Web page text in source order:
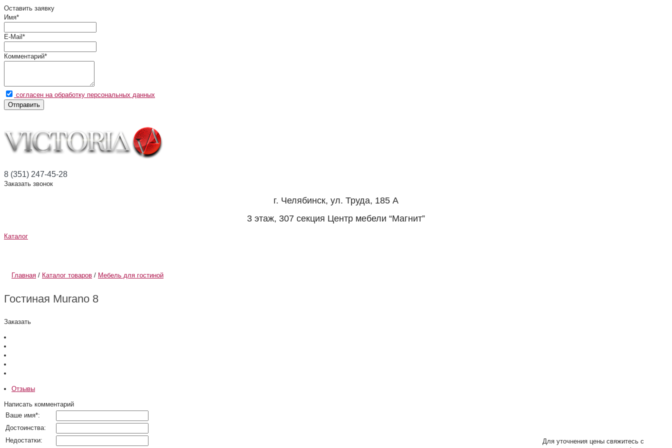
Оставить заявку
Имя*
E-Mail *
Комментарий*
согласен на обработку персональных данных
Отправить
8 (351) 247-45-28
Заказать звонок
г. Челябинск, ул. Труда, 185 А
3 этаж, 307 секция Центр мебели “Магнит”
Каталог
Главная / Каталог товаров / Мебель для гостиной
Гостиная Murano 8
Заказать
Для уточнения цены свяжитесь с
Отзывы
Написать комментарий
Ваше имя*:
Достоинства:
Недостатки: